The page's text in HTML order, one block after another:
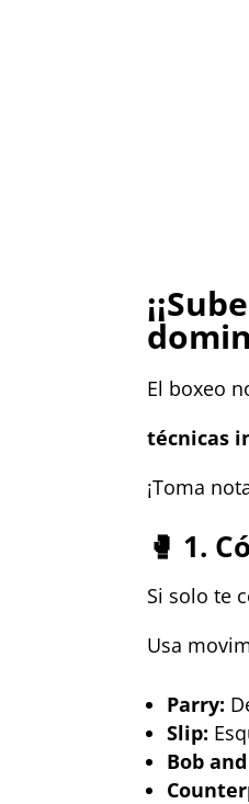
¡
El boxeo
técnicas
¡Toma
🥊 1.
Si solo te
Usa
Parry:
Slip:
Bob